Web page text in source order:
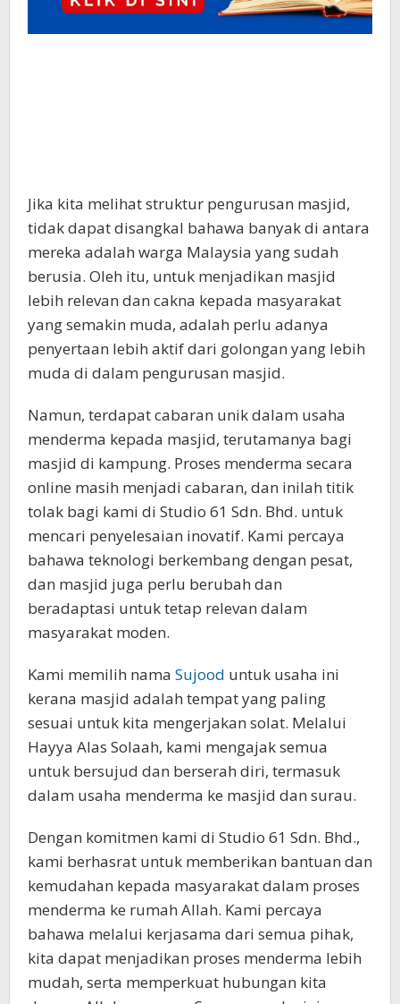
Jika kita melihat struktur pengurusan masjid,
tidak dapat disangkal bahawa banyak di antara
mereka adalah warga Malaysia yang sudah
berusia. Oleh itu, untuk menjadikan masjid
lebih relevan dan cakna kepada masyarakat
yang semakin muda, adalah perlu adanya
penyertaan lebih aktif dari golongan yang lebih
muda di dalam pengurusan masjid.
Namun, terdapat cabaran unik dalam usaha
menderma kepada masjid, terutamanya bagi
masjid di kampung. Proses menderma secara
online masih menjadi cabaran, dan inilah titik
tolak bagi kami di Studio 61 Sdn. Bhd. untuk
mencari penyelesaian inovatif. Kami percaya
bahawa teknologi berkembang dengan pesat,
dan masjid juga perlu berubah dan
beradaptasi untuk tetap relevan dalam
masyarakat moden.
Kami memilih nama Sujood untuk usaha ini
kerana masjid adalah tempat yang paling
sesuai untuk kita mengerjakan solat. Melalui
Hayya Alas Solaah, kami mengajak semua
untuk bersujud dan berserah diri, termasuk
dalam usaha menderma ke masjid dan surau.
Dengan komitmen kami di Studio 61 Sdn. Bhd.,
kami berhasrat untuk memberikan bantuan dan
kemudahan kepada masyarakat dalam proses
menderma ke rumah Allah. Kami percaya
bahawa melalui kerjasama dari semua pihak,
kita dapat menjadikan proses menderma lebih
mudah, serta memperkuat hubungan kita